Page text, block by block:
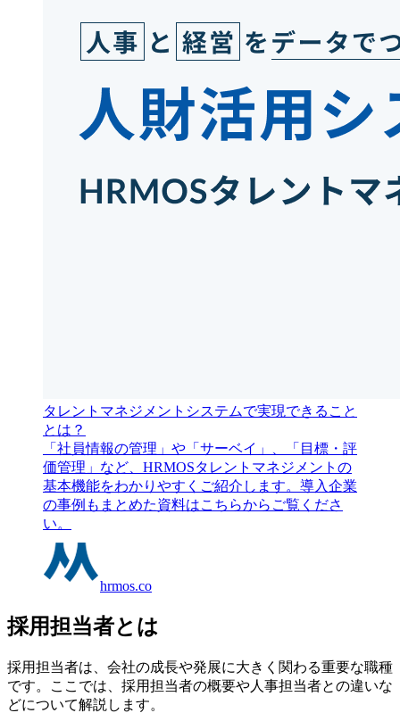
タレントマネジメントシステムで実現できること
とは？
「社員情報の管理」や「サーベイ」、「目標・評
価管理」など、HRMOSタレントマネジメントの
基本機能をわかりやすくご紹介します。導入企業
の事例もまとめた資料はこちらからご覧くださ
い。
hrmos.co
採用担当者とは
採用担当者は、会社の成長や発展に大きく関わる重要な職種
です。ここでは、採用担当者の概要や人事担当者との違いな
どについて解説します。